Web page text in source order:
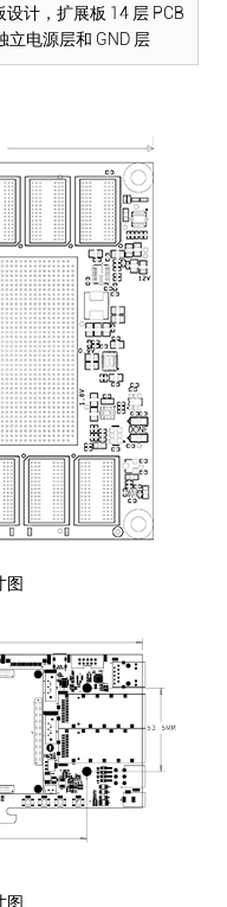
设计，扩展板 14 层 PCB
立电源层和 GND 层
图
图